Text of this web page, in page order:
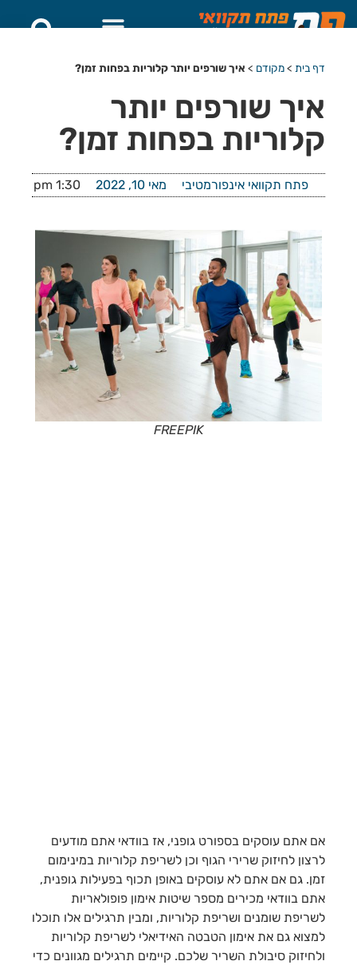
דף בית >מקודם > איך שורפים יותר קלוריות בפחות זמן?
איך שורפים יותר
קלוריות בפחות זמן?
פתח תקוואי אינפורמטיבי מאי 10, 2022 1:30 pm
FREEPIK
אם אתם עוסקים בספורט גופני, אז בוודאי אתם מודעים
לרצון לחיזוק שרירי הגוף וכן לשריפת קלוריות במינימום
זמן. גם אם אתם לא עוסקים באופן תכוף בפעילות גופנית,
אתם בוודאי מכירים מספר שיטות אימון פופולאריות
לשריפת שומנים ושריפת קלוריות, ומבין תרגילים אלו תוכלו
למצוא גם את אימון הטבטה האידיאלי לשריפת קלוריות
ולחיזוק סיבולת השריר שלכם. קיימים תרגילים מגוונים כדי